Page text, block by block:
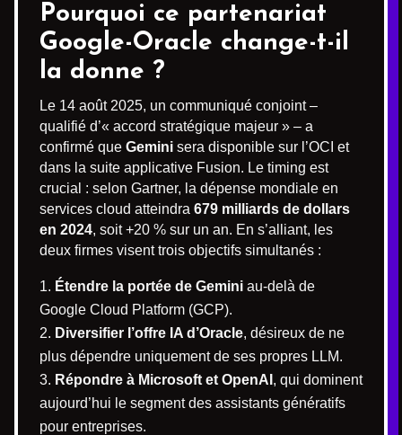
Pourquoi ce partenariat
Google-Oracle change-t-il
la donne ?
Le 14 août 2025, un communiqué conjoint –
qualifié d’« accord stratégique majeur » – a
confirmé que Gemini sera disponible sur l’OCI et
dans la suite applicative Fusion. Le timing est
crucial : selon Gartner, la dépense mondiale en
services cloud atteindra 679 milliards de dollars
en 2024, soit +20 % sur un an. En s’alliant, les
deux firmes visent trois objectifs simultanés :
Étendre la portée de Gemini au-delà de
Google Cloud Platform (GCP).
Diversifier l’offre IA d’Oracle, désireux de ne
plus dépendre uniquement de ses propres LLM.
Répondre à Microsoft et OpenAI , qui dominent
aujourd’hui le segment des assistants génératifs
pour entreprises.